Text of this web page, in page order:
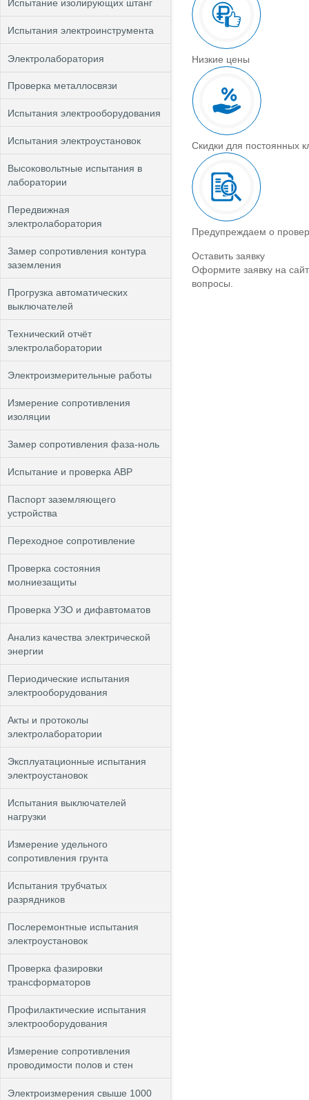
Испытание изолирующих штанг
Испытания электроинструмента
Электролаборатория
Проверка металлосвязи
Испытания электрооборудования
Испытания электроустановок
Высоковольтные испытания в
лаборатории
Передвижная
электролаборатория
Замер сопротивления контура
заземления
Прогрузка автоматических
выключателей
Технический отчёт
электролаборатории
Электроизмерительные работы
Измерение сопротивления
изоляции
Замер сопротивления фаза-ноль
Испытание и проверка АВР
Паспорт заземляющего
устройства
Переходное сопротивление
Проверка состояния
молниезащиты
Проверка УЗО и дифавтоматов
Анализ качества электрической
энергии
Периодические испытания
электрооборудования
Акты и протоколы
электролаборатории
Эксплуатационные испытания
электроустановок
Испытания выключателей
нагрузки
Измерение удельного
сопротивления грунта
Испытания трубчатых
разрядников
Послеремонтные испытания
электроустановок
Проверка фазировки
трансформаторов
Профилактические испытания
электрооборудования
Измерение сопротивления
проводимости полов и стен
Электроизмерения свыше 1000
Низкие цены
Скидки для постоянных
Предупреждаем о
Оставить заявку
Оформите заявку на
вопросы.